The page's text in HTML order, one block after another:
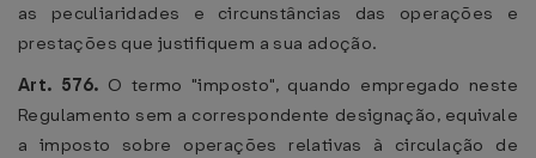
as peculiaridades e circunstâncias das operações e
prestações que justifiquem a sua adoção.
Art. 576. O termo "imposto", quando empregado neste
Regulamento sem a correspondente designação, equivale
a imposto sobre operações relativas à circulação de